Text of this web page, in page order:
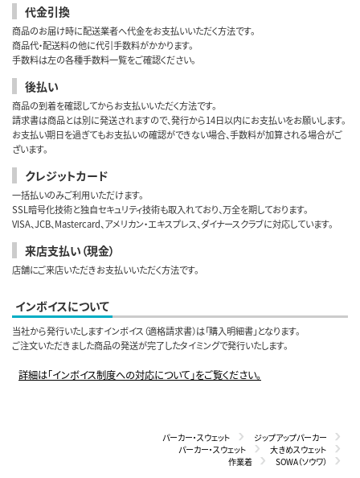
代金引換
商品のお届け時に配送業者へ代金をお支払いいただく方法です。
商品代・配送料の他に代引手数料がかかります。
手数料は左の各種手数料一覧をご確認ください。
後払い
商品の到着を確認してからお支払いいただく方法です。
請求書は商品とは別に発送されますので、発行から14日以内にお支払いをお願いします。
お支払い期日を過ぎてもお支払いの確認ができない場合、手数料が加算される場合がご
ざいます。
クレジットカード
一括払いのみご利用いただけます。
SSL暗号化技術と独自セキュリティ技術も取入れており、万全を期しております。
VISA、JCB、Mastercard、アメリカン・エキスプレス、ダイナースクラブに対応しています。
来店支払い（現金）
店舗にご来店いただきお支払いいただく方法です。
インボイスについて
当社から発行いたしますインボイス（適格請求書）は「購入明細書」となります。
ご注文いただきました商品の発送が完了したタイミングで発行いたします。
詳細は「インボイス制度への対応について」をご覧ください。
パーカー・スウェット
ジップアップパーカー
パーカー・スウェット
大きめスウェット
作業着
SOWA（ソウワ）